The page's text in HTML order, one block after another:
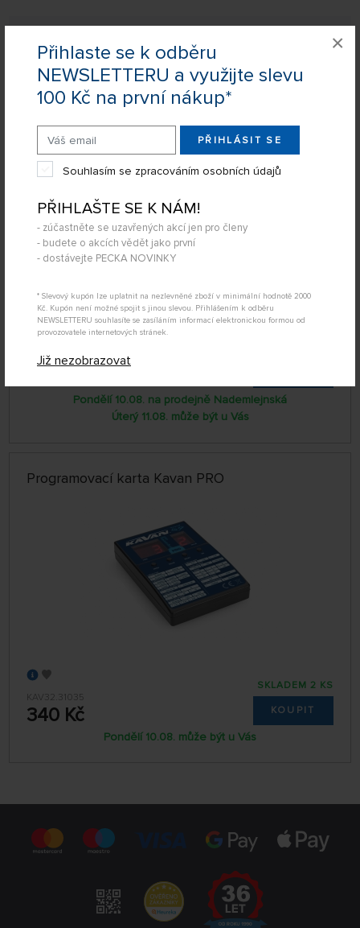
Přihlaste se k odběru
NEWSLETTERU a využijte slevu
100 Kč na první nákup*
PŘIHLÁSIT SE
Souhlasím se zpracováním osobních údajů
PŘIHLAŠTE SE K NÁM!
- zúčastněte se uzavřených akcí jen pro členy
- budete o akcích vědět jako první
- dostávejte PECKA NOVINKY
* Slevový kupón lze uplatnit na nezlevněné zboží v minimální hodnotě 2000
Kč. Kupón není možné spojit s jinou slevou. Přihlášením k odběru
NEWSLETTERU souhlasíte se zasíláním informací elektronickou formou od
provozovatele internetových stránek.
Již nezobrazovat
×
FILTROVAT: ŘADIT:
64 NA STRÁNCE
položky
Kavan Brushless motor C2822-1200
KAV30.0200
Pondělí 10.08. na prodejně Nademlejnská
Úterý 11.08. může být u Vás
Programovací karta Kavan PRO
KAV32.31035
340 Kč
SKLADEM 2 KS
KOUPIT
Pondělí 10.08. může být u Vás